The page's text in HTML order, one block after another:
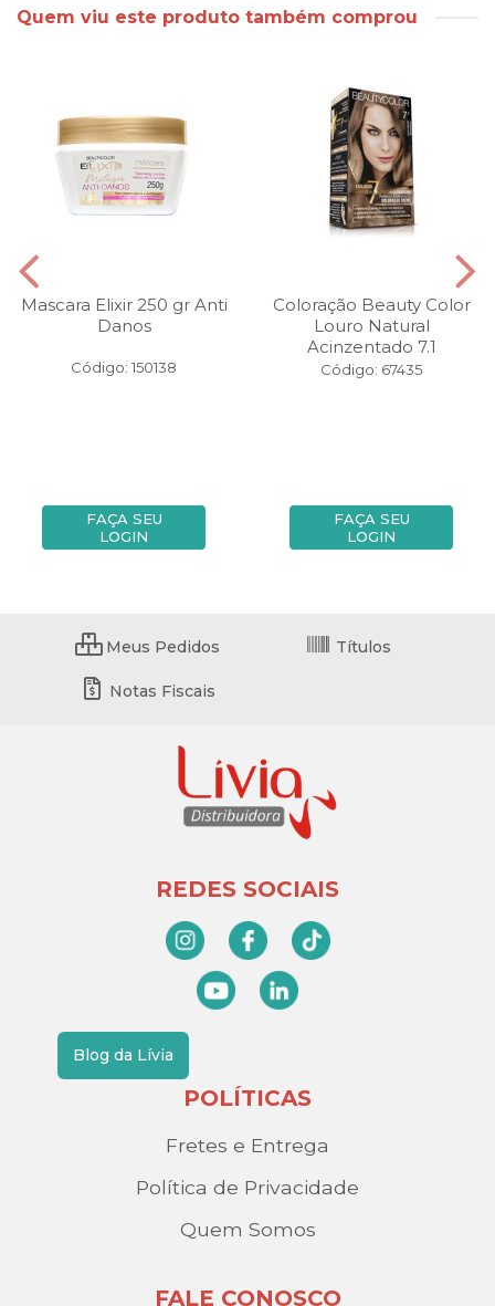
Quem viu este produto também comprou
Mascara Elixir 250 gr Anti
Danos
Código: 150138
FAÇA SEU
LOGIN
Coloração Beauty Color
Louro Natural
Acinzentado 7.1
Código: 67435
FAÇA SEU
LOGIN
Meus Pedidos Títulos
Notas Fiscais
REDES SOCIAIS
Blog da Lívia
POLÍTICAS
Fretes e Entrega
Política de Privacidade
Quem Somos
FALE CONOSCO